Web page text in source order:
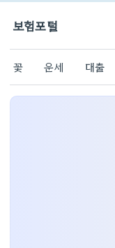
보험포털
꽃 운세 대출